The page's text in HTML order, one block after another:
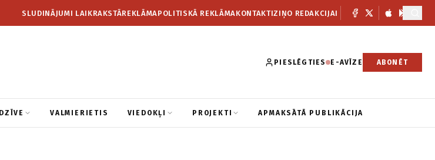
SLUDINĀJUMI LAIKRAKSTĀREKLĀMAPOLITISKĀ REKLĀMAKONTAKTIZIŅO REDAKCIJAI
PIESLĒGTIES E-AVĪZE ABONĒT
DZĪVE VALMIERIETIS VIEDOKĻI PROJEKTI APMAKSĀTĀ PUBLIKĀCIJA